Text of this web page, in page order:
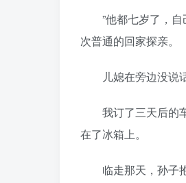
”他都七岁了，自
次普通的回家探亲。
儿媳在旁边没说话
我订了三天后的车
在了冰箱上。
临走那天，孙子抱